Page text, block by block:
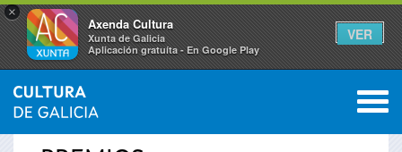
×
Axenda Cultura
Xunta de Galicia
Aplicación gratuíta - En Google Play
VER
Vostede
INICIO 0